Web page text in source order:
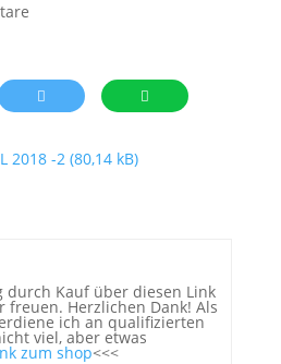
2018 -2
Kauf über diesen Link
freuen. Herzlichen Dank! Als
ich an qualifizierten
viel, aber etwas
zum shop<<<